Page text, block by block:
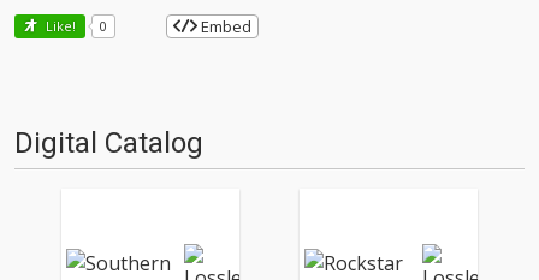
Like! 0 Embed
Digital Catalog